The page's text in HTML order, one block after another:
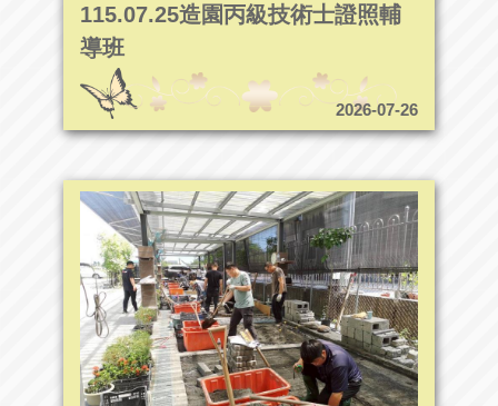
115.07.25造園丙級技術士證照輔
導班
2026-07-26